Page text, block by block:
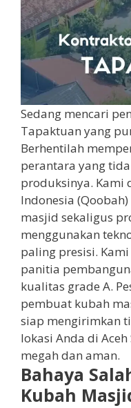
Sedang mencari
Tapaktuan yang
Berhentilah
perantara yang
produksinya. Kami
Indonesia
masjid sekaligus
menggunakan
paling presisi.
panitia
kualitas grade A.
pembuat kubah
siap mengirimkan
lokasi Anda di
megah dan aman.
Bahaya
Kubah